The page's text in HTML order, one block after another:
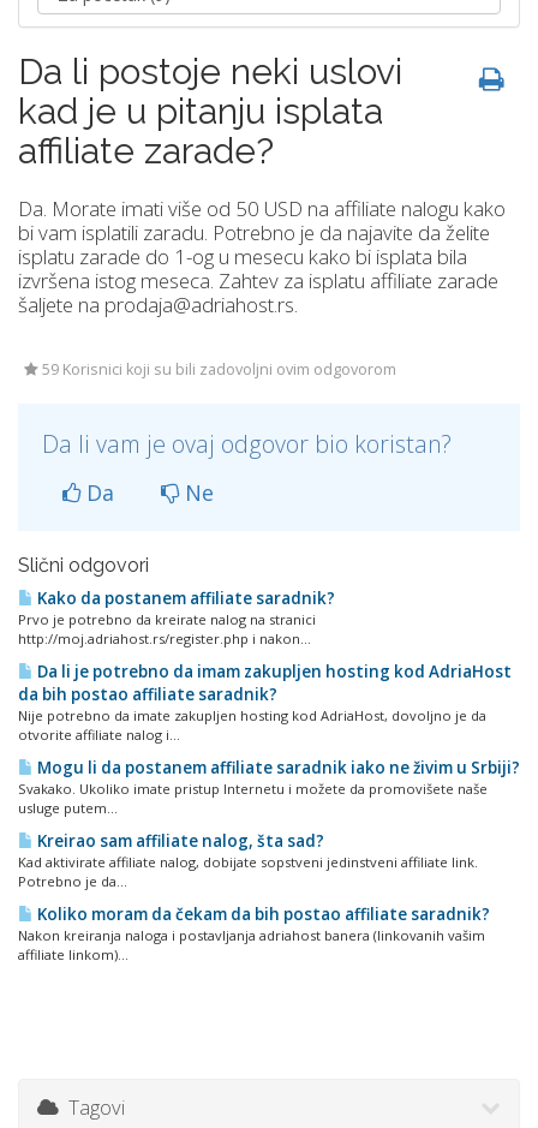
Da li postoje neki uslovi
kad je u pitanju isplata
affiliate zarade?
Da. Morate imati više od 50 USD na affiliate nalogu kako
bi vam isplatili zaradu. Potrebno je da najavite da želite
isplatu zarade do 1-og u mesecu kako bi isplata bila
izvršena istog meseca. Zahtev za isplatu affiliate zarade
šaljete na prodaja@adriahost.rs.
59 Korisnici koji su bili zadovoljni ovim odgovorom
Da li vam je ovaj odgovor bio koristan?
Da Ne
Slični odgovori
Kako da postanem affiliate saradnik?
Prvo je potrebno da kreirate nalog na stranici
http://moj.adriahost.rs/register.php i nakon...
Da li je potrebno da imam zakupljen hosting kod AdriaHost
da bih postao affiliate saradnik?
Nije potrebno da imate zakupljen hosting kod AdriaHost, dovoljno je da
otvorite affiliate nalog i...
Mogu li da postanem affiliate saradnik iako ne živim u Srbiji?
Svakako. Ukoliko imate pristup Internetu i možete da promovišete naše
usluge putem...
Kreirao sam affiliate nalog, šta sad?
Kad aktivirate affiliate nalog, dobijate sopstveni jedinstveni affiliate link.
Potrebno je da...
Koliko moram da čekam da bih postao affiliate saradnik?
Nakon kreiranja naloga i postavljanja adriahost banera (linkovanih vašim
affiliate linkom)...
Tagovi